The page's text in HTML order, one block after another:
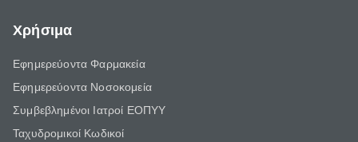
Χρήσιμα
Εφημερεύοντα Φαρμακεία
Εφημερεύοντα Νοσοκομεία
Συμβεβλημένοι Ιατροί ΕΟΠΥΥ
Ταχυδρομικοί Κωδικοί